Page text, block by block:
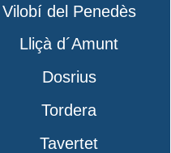
Vilobí del Penedès
Lliçà d´Amunt
Dosrius
Tordera
Tavertet